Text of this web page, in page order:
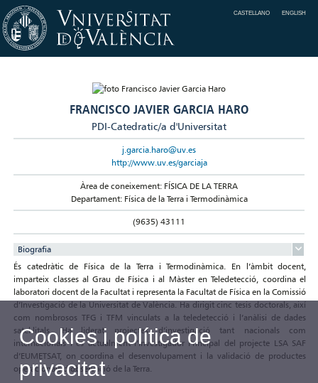
CASTELLANO ENGLISH
FRANCISCO JAVIER GARCIA HARO
PDI-Catedratic/a d'Universitat
j.garcia.haro@uv.es
http://www.uv.es/garciaja
Àrea de coneixement: FÍSICA DE LA TERRA
Departament: Física de la Terra i Termodinàmica
(9635) 43111
Biografia
És catedràtic de Física de la Terra i Termodinàmica. En l’àmbit docent,
imparteix classes al Grau de Física i al Màster en Teledetecció, coordina el
laboratori docent de la Facultat i representa la Facultat de Física en la Comissió
d’Investigació de la Universitat de València. Ha dirigit cinc tesis doctorals, així
com nombrosos TFG i TFM vinculats a la teledetecció i l’anàlisi de dades
satel·litals. Ha liderat projectes d’investigació tant nacionals com
internacionals i és actualment l’Investigador Principal del projecte LSA SAF
d’EUMETSAT, on coordina el desenvolupament i la validació de productes
operacionals d’observació de la Terra.
Cookies i política de
privacitat